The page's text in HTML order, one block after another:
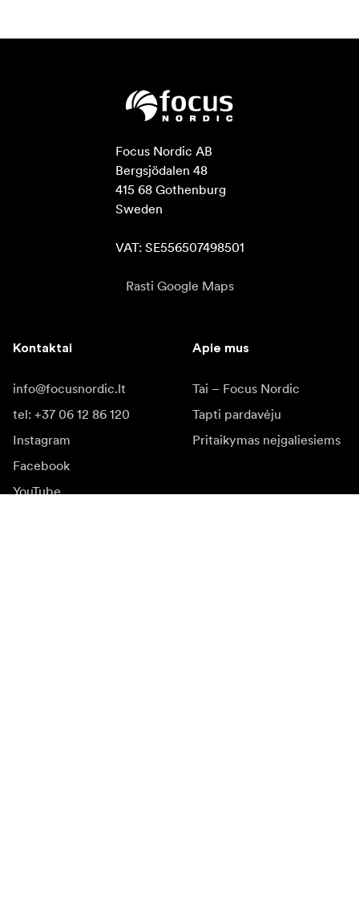
Focus Nordic AB
Bergsjödalen 48
415 68 Gothenburg
Sweden
VAT: SE556507498501
Rasti Google Maps
Kontaktai
info@focusnordic.lt
tel: +37 06 12 86 120
Instagram
Facebook
YouTube
Apie mus
Tai – Focus Nordic
Tapti pardavėju
Pritaikymas neįgaliesiems